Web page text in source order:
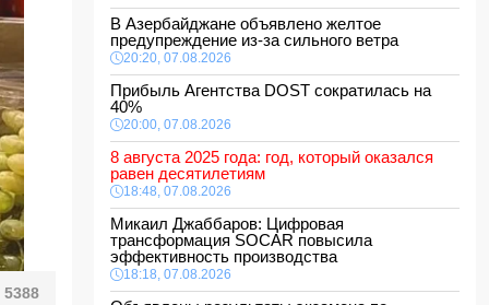
5388
В Азербайджане объявлено желтое
предупреждение из-за сильного ветра
20:20, 07.08.2026
Прибыль Агентства DOST сократилась на
40%
20:00, 07.08.2026
8 августа 2025 года: год, который оказался
равен десятилетиям
18:48, 07.08.2026
Микаил Джаббаров: Цифровая
трансформация SOCAR повысила
эффективность производства
18:18, 07.08.2026